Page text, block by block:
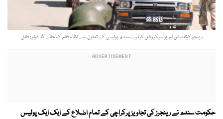
رینجرزکوتفتیش اور پراسیکیوشن کیلیے سندھ پولیس کے تعاون سے نظام قائم کیاجائے گا۔ فوٹو : فائل
حکومت سندھ نے رینجرز کی تجاویزپرکراچی کے تمام اضلاع کے ایک ایک پولیس